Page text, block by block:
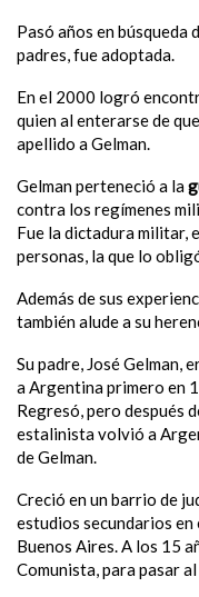
Pasó años en búsqueda
padres, fue adoptada.
En el 2000 logró
quien al enterarse de
apellido a Gelman.
Gelman perteneció a la
contra los regímenes
Fue la dictadura militar,
personas, la que lo
Además de sus
también alude a su
Su padre, José Gelman,
a Argentina primero en
Regresó, pero después
estalinista volvió a
de Gelman.
Creció en un barrio de
estudios secundarios
Buenos Aires. A los 15
Comunista, para pasar